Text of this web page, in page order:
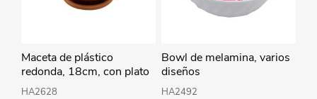
Maceta de plástico
redonda, 18cm, con plato
HA2628
Bowl de melamina, varios
diseños
HA2492